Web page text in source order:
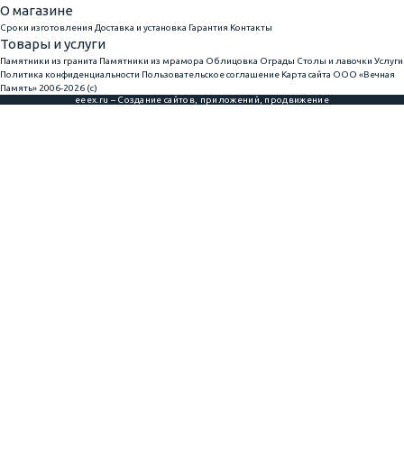
О магазине
Сроки изготовления Доставка и установка Гарантия Контакты
Товары и услуги
Памятники из гранита Памятники из мрамора Облицовка Ограды Столы и лавочки Услуги
Политика конфиденциальности Пользовательское соглашение Карта сайта ООО «Вечная
Память» 2006-2026 (с)
eeex.ru – Создание сайтов, приложений, продвижение